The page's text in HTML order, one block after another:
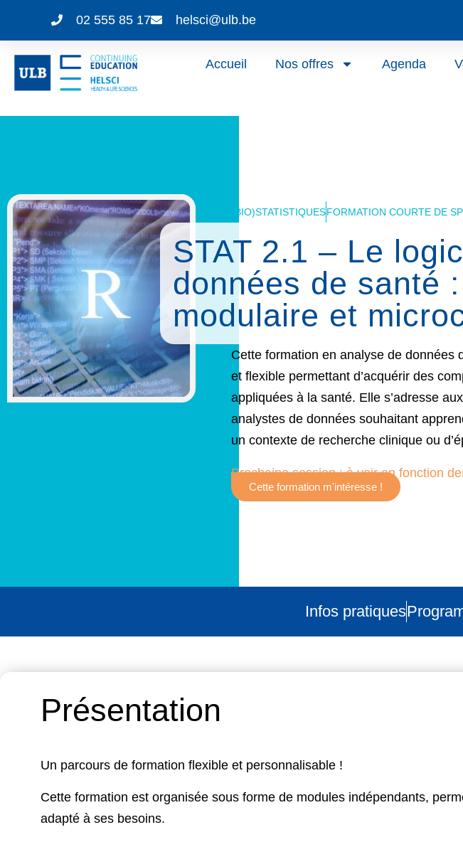
02 555 85 17 helsci@ulb.be
Accueil Nos offres Agenda
(BIO)STATISTIQUESFORMATION COURTE DE
STAT 2.1 – Le
données de santé
modulaire et
Cette formation en analyse de données
et flexible permettant d’acquérir des
appliquées à la santé. Elle s’adresse
analystes de données souhaitant
un contexte de recherche clinique ou
Prochaine session : à voir en fonction
Cette formation m'intéresse !
Infos pratiques
Présentation
Un parcours de formation flexible et personnalisable !
Cette formation est organisée sous forme de modules indépendants,
adapté à ses besoins.